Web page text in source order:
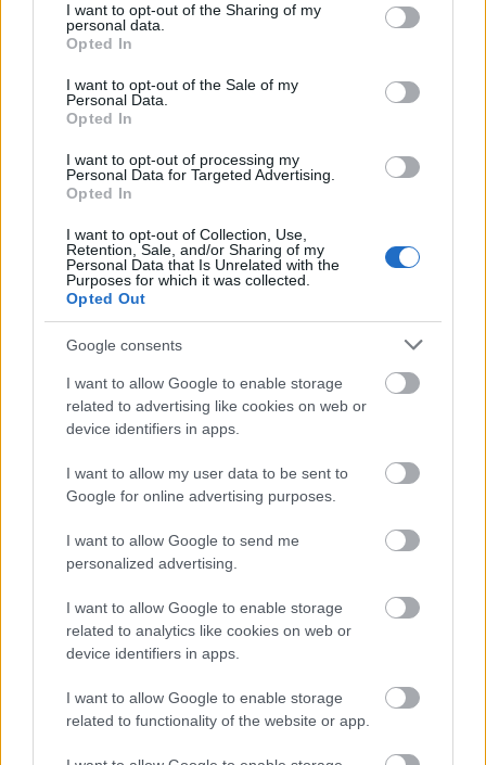
not limited to your visit or usage behaviour. You may click to
grant or deny consent to Google and its third-party tags to
use your data for below specified purposes in below Google
consent section.
I want to opt-out of the Sharing of my
personal data.
Opted In
I want to opt-out of the Sale of my
Personal Data.
Opted In
I want to opt-out of processing my
Personal Data for Targeted Advertising.
Opted In
I want to opt-out of Collection, Use,
Retention, Sale, and/or Sharing of my
Personal Data that Is Unrelated with the
Purposes for which it was collected.
Opted Out
Google consents
I want to allow Google to enable storage
related to advertising like cookies on web or
device identifiers in apps.
I want to allow my user data to be sent to
Google for online advertising purposes.
I want to allow Google to send me
personalized advertising.
I want to allow Google to enable storage
related to analytics like cookies on web or
device identifiers in apps.
I want to allow Google to enable storage
related to functionality of the website or app.
μεταφορές
ενοικίαση τροχόσπιτων κ.λπ.
λοιπές ξενοδοχειακές επιχειρήσεις /
καταλύματα
campings
λοιπές ενοικιάσεις μηχανοκίνητων οχημάτων
σινεμά
αίθουσες χορού, σχολεία, στούντιο
θεατρικές επιχειρήσεις, πρακτορεία εισιτηρίων
λοιπές υπηρεσίες αναψυχής.
Η διαδικασία της πίστωσης
Αμέσως μετά τηνυποβολή της εκάστοτε αίτησης